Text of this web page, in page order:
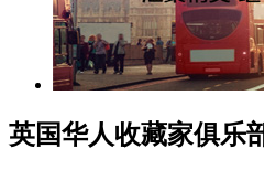
英国华人收藏家俱乐